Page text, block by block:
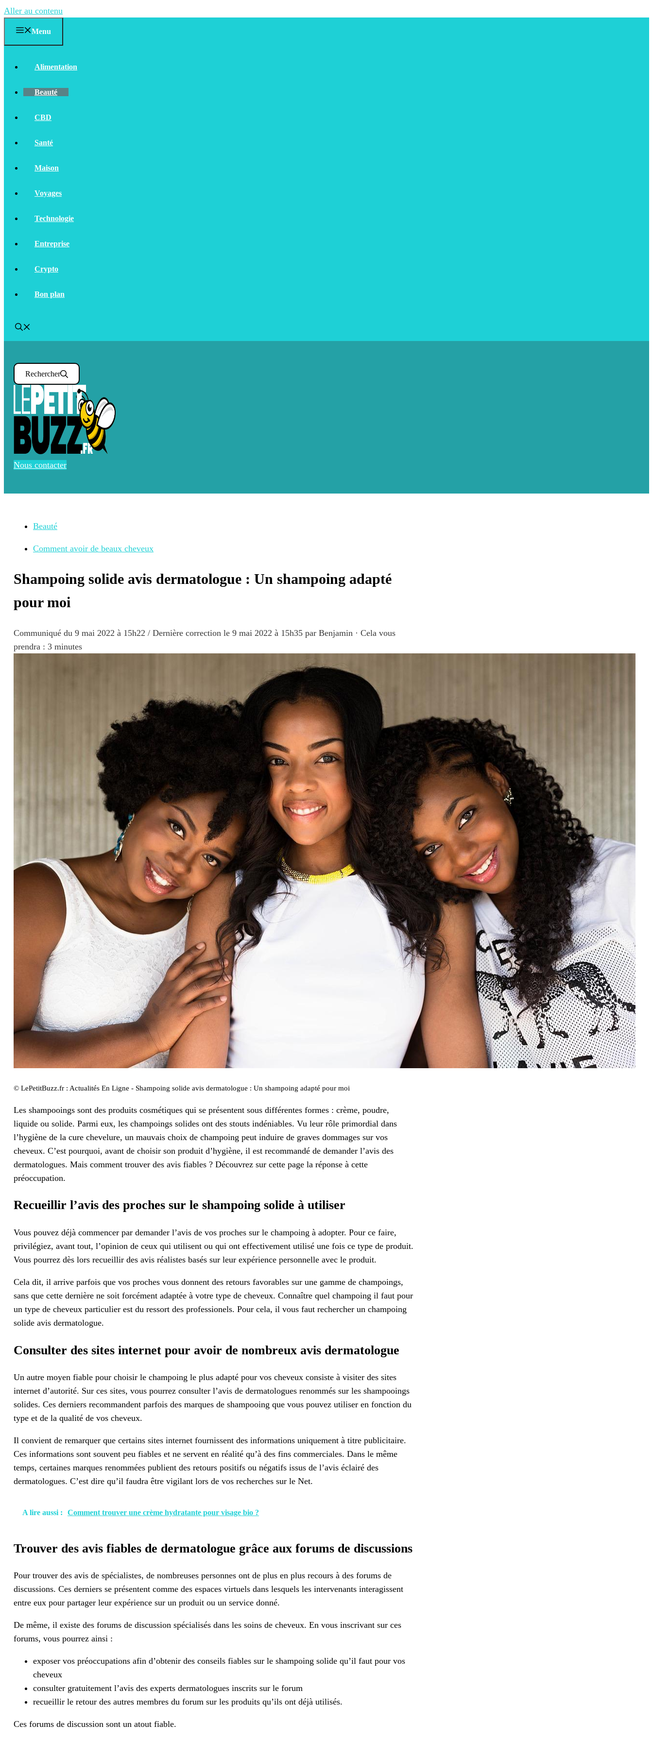
Aller au contenu
Menu
Alimentation
Beauté
CBD
Santé
Maison
Voyages
Technologie
Entreprise
Crypto
Bon plan
Rechercher
Nous contacter
Beauté
Comment avoir de beaux cheveux
Shampoing solide avis dermatologue : Un shampoing adapté
pour moi
Communiqué du 9 mai 2022 à 15h22 / Dernière correction le 9 mai 2022 à 15h35 par Benjamin · Cela vous
prendra : 3 minutes
© LePetitBuzz.fr : Actualités En Ligne - Shampoing solide avis dermatologue : Un shampoing adapté pour moi
Les shampooings sont des produits cosmétiques qui se présentent sous différentes formes : crème, poudre,
liquide ou solide. Parmi eux, les champoings solides ont des stouts indéniables. Vu leur rôle primordial dans
l’hygiène de la cure chevelure, un mauvais choix de champoing peut induire de graves dommages sur vos
cheveux. C’est pourquoi, avant de choisir son produit d’hygiène, il est recommandé de demander l’avis des
dermatologues. Mais comment trouver des avis fiables ? Découvrez sur cette page la réponse à cette
préoccupation.
Recueillir l’avis des proches sur le shampoing solide à utiliser
Vous pouvez déjà commencer par demander l’avis de vos proches sur le champoing à adopter. Pour ce faire,
privilégiez, avant tout, l’opinion de ceux qui utilisent ou qui ont effectivement utilisé une fois ce type de produit.
Vous pourrez dès lors recueillir des avis réalistes basés sur leur expérience personnelle avec le produit.
Cela dit, il arrive parfois que vos proches vous donnent des retours favorables sur une gamme de champoings,
sans que cette dernière ne soit forcément adaptée à votre type de cheveux. Connaître quel champoing il faut pour
un type de cheveux particulier est du ressort des professionels. Pour cela, il vous faut rechercher un champoing
solide avis dermatologue.
Consulter des sites internet pour avoir de nombreux avis dermatologue
Un autre moyen fiable pour choisir le champoing le plus adapté pour vos cheveux consiste à visiter des sites
internet d’autorité. Sur ces sites, vous pourrez consulter l’avis de dermatologues renommés sur les shampooings
solides. Ces derniers recommandent parfois des marques de shampooing que vous pouvez utiliser en fonction du
type et de la qualité de vos cheveux.
Il convient de remarquer que certains sites internet fournissent des informations uniquement à titre publicitaire.
Ces informations sont souvent peu fiables et ne servent en réalité qu’à des fins commerciales. Dans le même
temps, certaines marques renommées publient des retours positifs ou négatifs issus de l’avis éclairé des
dermatologues. C’est dire qu’il faudra être vigilant lors de vos recherches sur le Net.
A lire aussi : Comment trouver une crème hydratante pour visage bio ?
Trouver des avis fiables de dermatologue grâce aux forums de discussions
Pour trouver des avis de spécialistes, de nombreuses personnes ont de plus en plus recours à des forums de
discussions. Ces derniers se présentent comme des espaces virtuels dans lesquels les intervenants interagissent
entre eux pour partager leur expérience sur un produit ou un service donné.
De même, il existe des forums de discussion spécialisés dans les soins de cheveux. En vous inscrivant sur ces
forums, vous pourrez ainsi :
exposer vos préoccupations afin d’obtenir des conseils fiables sur le shampoing solide qu’il faut pour vos
cheveux
consulter gratuitement l’avis des experts dermatologues inscrits sur le forum
recueillir le retour des autres membres du forum sur les produits qu’ils ont déjà utilisés.
Ces forums de discussion sont un atout fiable.